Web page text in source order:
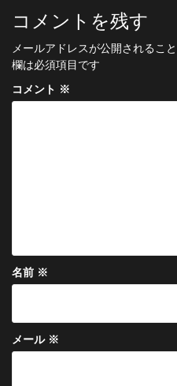
ビ
ゲ
ー
シ
コメントを残す
メールアドレスが公開されること
欄は必須項目です
コメント ※
名前 ※
メール ※